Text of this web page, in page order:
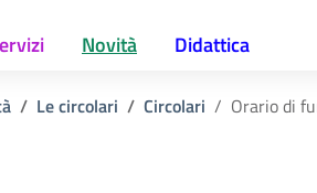
Novità Didattica
Le circolari Circolari Orario di